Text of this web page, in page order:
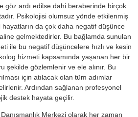
göz ardı edilse dahi beraberinde birçok
Psikolojisi olumsuz yönde etkilenmiş
da çok daha negatif düşünce
gelmektedirler. Bu bağlamda sunulan
ile bu negatif düşüncelere hızlı ve kesin
hizmeti kapsamında yaşanan her bir
şekilde gözlemlenir ve ele alınır. Bu
için atılacak olan tüm adımlar
Ardından sağlanan profesyonel
destek hayata geçilir.
Merkezi olarak her zaman